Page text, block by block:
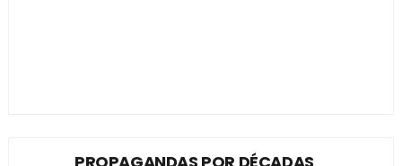
PROPAGANDAS POR DÉCADAS